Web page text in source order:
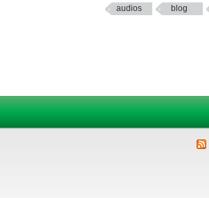
audios blog